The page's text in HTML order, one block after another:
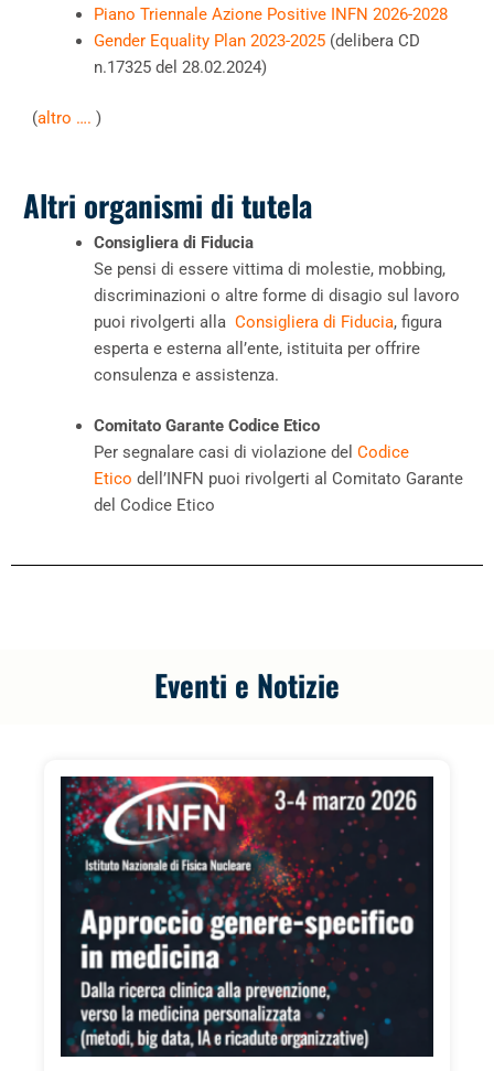
Piano Triennale Azione Positive INFN 2026-2028
Gender Equality Plan 2023-2025 (delibera CD
n.17325 del 28.02.2024)
(altro …. )
Altri organismi di tutela
Consigliera di Fiducia
Se pensi di essere vittima di molestie, mobbing,
discriminazioni o altre forme di disagio sul lavoro
puoi rivolgerti alla Consigliera di Fiducia, figura
esperta e esterna all’ente, istituita per offrire
consulenza e assistenza.
Comitato Garante Codice Etico
Per segnalare casi di violazione del Codice
Etico dell’INFN puoi rivolgerti al Comitato Garante
del Codice Etico
Eventi e Notizie